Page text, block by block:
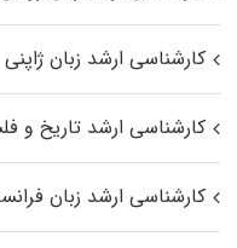
کارشناسی ارشد زبان ژاپنی
کارشناسی ارشد تاریخ و
کارشناسی ارشد زبان